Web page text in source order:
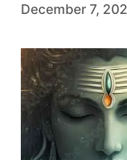
December 7,